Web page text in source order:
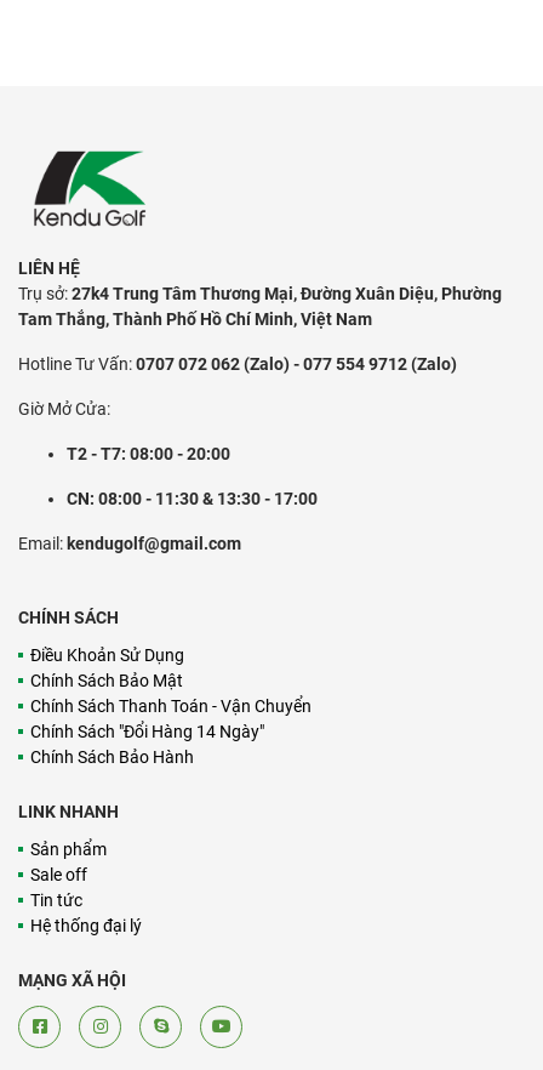
LIÊN HỆ
Trụ sở:27k4 Trung Tâm Thương Mại, Đường Xuân Diệu, Phường
Tam Thắng, Thành Phố Hồ Chí Minh, Việt Nam
Hotline Tư Vấn:0707 072 062 (Zalo) - 077 554 9712 (Zalo)
Giờ Mở Cửa:
T2 - T7: 08:00 - 20:00
CN: 08:00 - 11:30 & 13:30 - 17:00
Email: kendugolf@gmail.com
CHÍNH SÁCH
Điều Khoản Sử Dụng
Chính Sách Bảo Mật
Chính Sách Thanh Toán - Vận Chuyển
Chính Sách "Đổi Hàng 14 Ngày"
Chính Sách Bảo Hành
LINK NHANH
Sản phẩm
Sale off
Tin tức
Hệ thống đại lý
MẠNG XÃ HỘI